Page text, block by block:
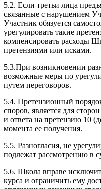
5.2. Если третьи лица
связанные с нарушением
Участник обязуется
урегулировать такие
компенсировать расходы
претензиями или исками.
5.3.При возникновении
возможные меры по
путем переговоров.
5.4. Претензионный
споров, является для
и ответа на претензию 10
момента ее получения.
5.5. Разногласия, не
подлежат рассмотрению в
5.6. Школа вправе
курса и ограничить ему